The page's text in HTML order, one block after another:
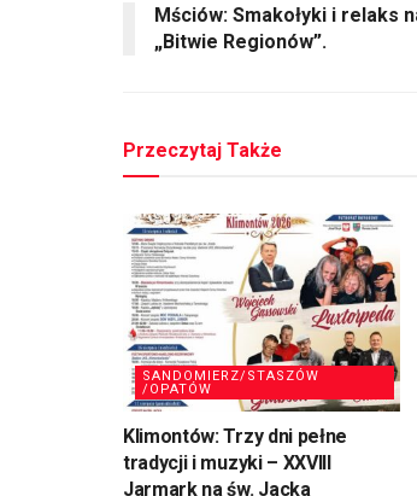
Mściów: Smakołyki i relaks
„Bitwie Regionów”.
Przeczytaj Także
SANDOMIERZ/STASZÓW
/OPATÓW
Klimontów: Trzy dni pełne
tradycji i muzyki – XXVIII
Jarmark na św. Jacka